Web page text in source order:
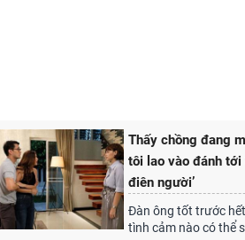
Thấy chồng đang
tôi lao vào đánh tới
điên người’
Đàn ông tốt trước
tình cảm nào có thể